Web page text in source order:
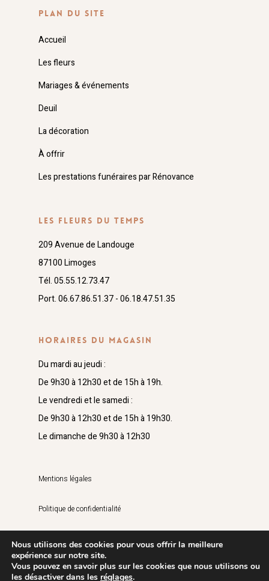
PLAN DU SITE
Accueil
Les fleurs
Mariages & événements
Deuil
La décoration
À offrir
Les prestations funéraires par Rénovance
LES FLEURS DU TEMPS
209 Avenue de Landouge
87100 Limoges
Tél. 05.55.12.73.47
Port. 06.67.86.51.37 - 06.18.47.51.35
HORAIRES DU MAGASIN
Du mardi au jeudi :
De 9h30 à 12h30 et de 15h à 19h.
Le vendredi et le samedi :
De 9h30 à 12h30 et de 15h à 19h30.
Le dimanche de 9h30 à 12h30
Mentions légales
Politique de confidentialité
© 2026 Les Fleurs du Temps. All Rights Reserved.
Nous utilisons des cookies pour vous offrir la meilleure
expérience sur notre site.
Vous pouvez en savoir plus sur les cookies que nous utilisons ou
les désactiver dans les réglages.